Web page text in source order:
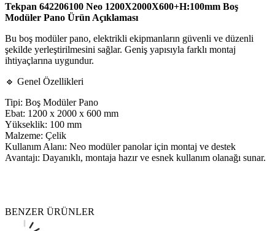
Tekpan 642206100 Neo 1200X2000X600+H:100mm Boş
Modüler Pano Ürün Açıklaması
Bu boş modüler pano, elektrikli ekipmanların güvenli ve düzenli
şekilde yerleştirilmesini sağlar. Geniş yapısıyla farklı montaj
ihtiyaçlarına uygundur.
🔹 Genel Özellikleri
Tipi: Boş Modüler Pano
Ebat: 1200 x 2000 x 600 mm
Yükseklik: 100 mm
Malzeme: Çelik
Kullanım Alanı: Neo modüler panolar için montaj ve destek
Avantajı: Dayanıklı, montaja hazır ve esnek kullanım olanağı sunar.
BENZER ÜRÜNLER